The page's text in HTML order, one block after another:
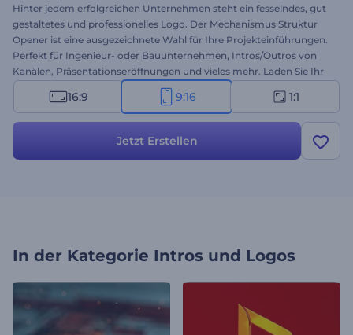
Hinter jedem erfolgreichen Unternehmen steht ein fesselndes, gut
gestaltetes und professionelles Logo. Der Mechanismus Struktur
Opener ist eine ausgezeichnete Wahl für Ihre Projekteinführungen.
Perfekt für Ingenieur- oder Bauunternehmen, Intros/Outros von
Kanälen, Präsentationseröffnungen und vieles mehr. Laden Sie Ihr
Logo hoch und erstellen Sie Ihre professionelle Animation innerhalb
weniger Minuten. Setzen Sie sich sofort und kostenlos von Ihren
16:9 9:16 1:1
Jetzt Erstellen
In der Kategorie Intros und Logos